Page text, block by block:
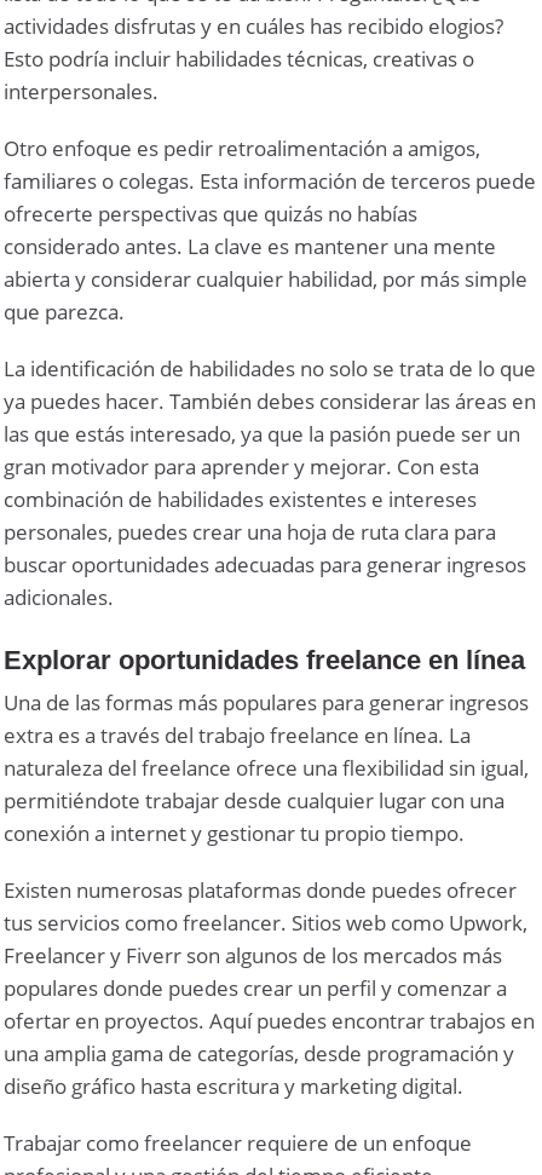
actividades disfrutas y en cuáles has recibido elogios?
Esto podría incluir habilidades técnicas, creativas o
interpersonales.
Otro enfoque es pedir retroalimentación a amigos,
familiares o colegas. Esta información de terceros puede
ofrecerte perspectivas que quizás no habías
considerado antes. La clave es mantener una mente
abierta y considerar cualquier habilidad, por más simple
que parezca.
La identificación de habilidades no solo se trata de lo que
ya puedes hacer. También debes considerar las áreas en
las que estás interesado, ya que la pasión puede ser un
gran motivador para aprender y mejorar. Con esta
combinación de habilidades existentes e intereses
personales, puedes crear una hoja de ruta clara para
buscar oportunidades adecuadas para generar ingresos
adicionales.
Explorar oportunidades freelance en línea
Una de las formas más populares para generar ingresos
extra es a través del trabajo freelance en línea. La
naturaleza del freelance ofrece una flexibilidad sin igual,
permitiéndote trabajar desde cualquier lugar con una
conexión a internet y gestionar tu propio tiempo.
Existen numerosas plataformas donde puedes ofrecer
tus servicios como freelancer. Sitios web como Upwork,
Freelancer y Fiverr son algunos de los mercados más
populares donde puedes crear un perfil y comenzar a
ofertar en proyectos. Aquí puedes encontrar trabajos en
una amplia gama de categorías, desde programación y
diseño gráfico hasta escritura y marketing digital.
Trabajar como freelancer requiere de un enfoque